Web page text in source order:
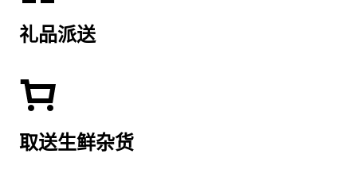
礼品派送
取送生鲜杂货